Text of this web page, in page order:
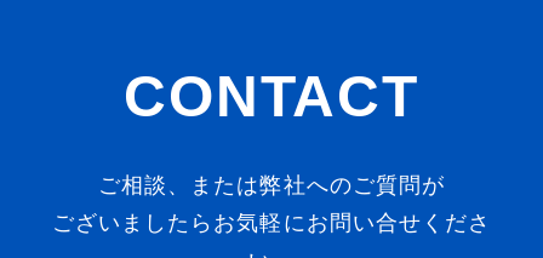
CONTACT
ご相談、または弊社へのご質問が
ございましたらお気軽にお問い合せくださ